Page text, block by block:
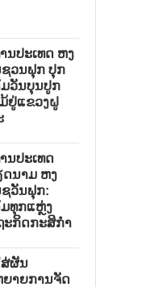
ນປະເທດ ຫງ
ວນຟຸກ ປຸກ
ວັນບຸນປູກ
ຢູ່ແຂວງຝູ
ນປະເທດ
ນາມ ຫງ
ວັນຟຸກ:
ທຸກແຫຼ່ງ
ະກິດກະສິກຳ
ຜັນ
າຍການຈັດ